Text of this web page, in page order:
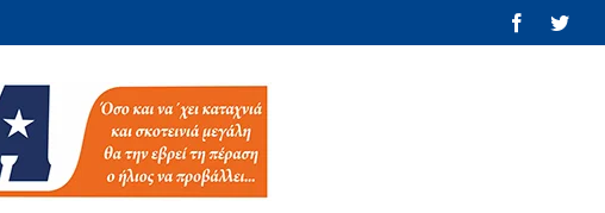
Facebook